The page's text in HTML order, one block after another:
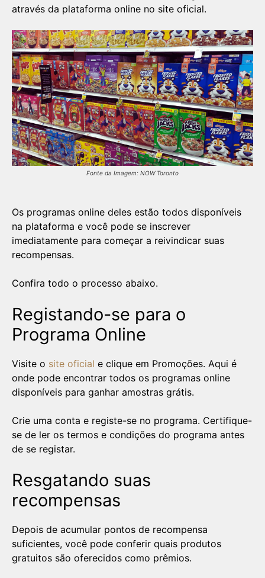
através da plataforma online no site oficial.
Fonte da Imagem: NOW Toronto
Os programas online deles estão todos disponíveis
na plataforma e você pode se inscrever
imediatamente para começar a reivindicar suas
recompensas.
Confira todo o processo abaixo.
Registando-se para o
Programa Online
Visite o site oficial e clique em Promoções. Aqui é
onde pode encontrar todos os programas online
disponíveis para ganhar amostras grátis.
Crie uma conta e registe-se no programa. Certifique-
se de ler os termos e condições do programa antes
de se registar.
Resgatando suas
recompensas
Depois de acumular pontos de recompensa
suficientes, você pode conferir quais produtos
gratuitos são oferecidos como prêmios.